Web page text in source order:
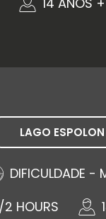
LAGO ESPOLON
DIFICULDADE -
2 HOURS